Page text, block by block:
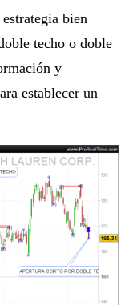
bien
techo o doble
y
establecer un